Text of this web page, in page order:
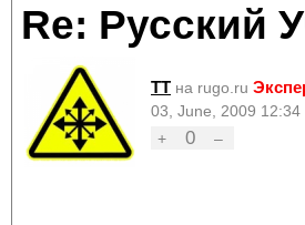
Re: Русский
TT на rugo.ru
03, June, 2009 12:34
+
0 –